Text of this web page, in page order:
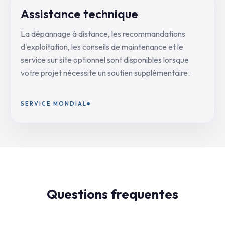
Assistance technique
La dépannage à distance, les recommandations
d'exploitation, les conseils de maintenance et le
service sur site optionnel sont disponibles lorsque
votre projet nécessite un soutien supplémentaire.
SERVICE MONDIAL
Questions frequentes